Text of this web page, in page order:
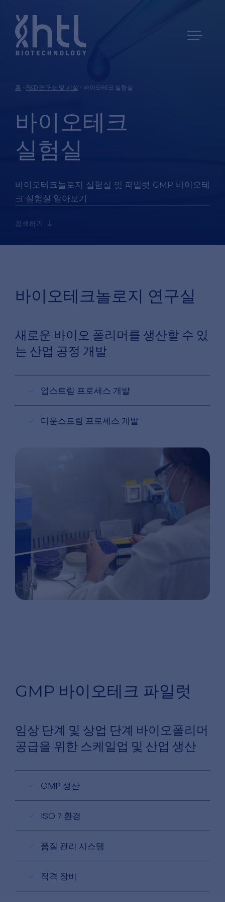
홈 - R&D 연구소 및 시설 - 바이오테크 실험실
바이오테크
실험실
바이오테크놀로지 실험실 및 파일럿 GMP 바이오테
크 실험실 알아보기
검색하기
바이오테크놀로지 연구실
새로운 바이오 폴리머를 생산할 수 있
는 산업 공정 개발
업스트림 프로세스 개발
다운스트림 프로세스 개발
GMP 바이오테크 파일럿
임상 단계 및 상업 단계 바이오폴리머
공급을 위한 스케일업 및 산업 생산
GMP 생산
ISO 7 환경
품질 관리 시스템
적격 장비